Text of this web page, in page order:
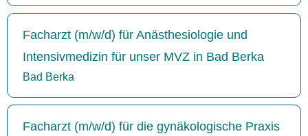
Facharzt (m/w/d) für Anästhesiologie und
Intensivmedizin für unser MVZ in Bad Berka
Bad Berka
Facharzt (m/w/d) für die gynäkologische Praxis